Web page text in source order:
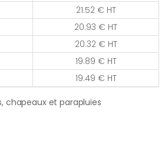
21.52 € HT
20.93 € HT
20.32 € HT
19.89 € HT
19.49 € HT
chapeaux et parapluies